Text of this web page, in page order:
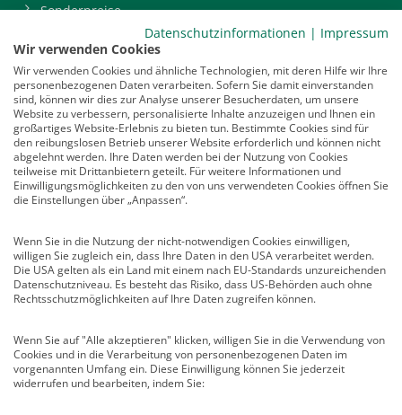
Sonderpreise
BDP-Mitgliederbereich
Service
Newsletter
Mediadaten
Infocenter
Veranstaltungen
Nachrichten
Abo kündigen
Vertrag widerrufen
Kontakt
Am Köllnischen Park 2
10179 Berlin
E-Mail:verlag@psychologenverlag.de
Datenschutzinformationen | Impressum
Wir verwenden Cookies
Wir verwenden Cookies und ähnliche Technologien, mit deren Hilfe wir Ihre
personenbezogenen Daten verarbeiten. Sofern Sie damit einverstanden
sind, können wir dies zur Analyse unserer Besucherdaten, um unsere
Website zu verbessern, personalisierte Inhalte anzuzeigen und Ihnen ein
großartiges Website-Erlebnis zu bieten tun. Bestimmte Cookies sind für
den reibungslosen Betrieb unserer Website erforderlich und können nicht
abgelehnt werden. Ihre Daten werden bei der Nutzung von Cookies
teilweise mit Drittanbietern geteilt. Für weitere Informationen und
Einwilligungsmöglichkeiten zu den von uns verwendeten Cookies öffnen Sie
die Einstellungen über „Anpassen“.
Wenn Sie in die Nutzung der nicht-notwendigen Cookies einwilligen,
willigen Sie zugleich ein, dass Ihre Daten in den USA verarbeitet werden.
Die USA gelten als ein Land mit einem nach EU-Standards unzureichenden
Datenschutzniveau. Es besteht das Risiko, dass US-Behörden auch ohne
Rechtsschutzmöglichkeiten auf Ihre Daten zugreifen können.
Wenn Sie auf "Alle akzeptieren" klicken, willigen Sie in die Verwendung von
Cookies und in die Verarbeitung von personenbezogenen Daten im
vorgenannten Umfang ein. Diese Einwilligung können Sie jederzeit
widerrufen und bearbeiten, indem Sie: